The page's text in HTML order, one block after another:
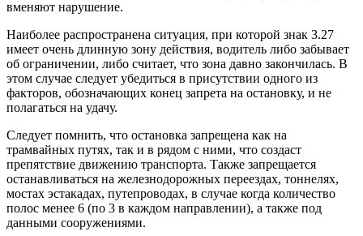
вменяют нарушение.
Наиболее распространена ситуация, при которой знак 3.27
имеет очень длинную зону действия, водитель либо забывает
об ограничении, либо считает, что зона давно закончилась. В
этом случае следует убедиться в присутствии одного из
факторов, обозначающих конец запрета на остановку, и не
полагаться на удачу.
Следует помнить, что остановка запрещена как на
трамвайных путях, так и в рядом с ними, что создаст
препятствие движению транспорта. Также запрещается
останавливаться на железнодорожных переездах, тоннелях,
мостах эстакадах, путепроводах, в случае когда количество
полос менее 6 (по 3 в каждом направлении), а также под
данными сооружениями.